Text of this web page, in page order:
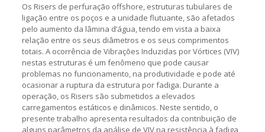
Os Risers de perfuração offshore, estruturas tubulares de
ligação entre os poços e a unidade flutuante, são afetados
pelo aumento da lâmina d’água, tendo em vista a baixa
relação entre os seus diâmetros e os seus comprimentos
totais. A ocorrência de Vibrações Induzidas por Vórtices (VIV)
nestas estruturas é um fenômeno que pode causar
problemas no funcionamento, na produtividade e pode até
ocasionar a ruptura da estrutura por fadiga. Durante a
operação, os Risers são submetidos a elevados
carregamentos estáticos e dinâmicos. Neste sentido, o
presente trabalho apresenta resultados da contribuição de
alguns parâmetros da análise de VIV na resistência à fadiga